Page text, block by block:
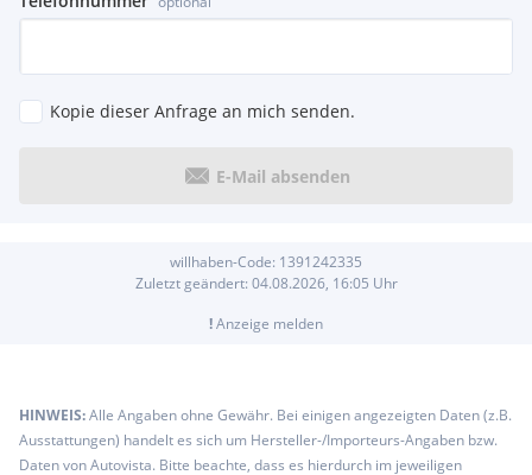
Kopie dieser Anfrage an mich senden.
E-Mail absenden
willhaben-Code: 1391242335
Zuletzt geändert: 04.08.2026, 16:05 Uhr
!Anzeige melden
HINWEIS:Alle Angaben ohne Gewähr. Bei einigen angezeigten Daten (z.B.
Ausstattungen) handelt es sich um Hersteller-/Importeurs-Angaben bzw.
Daten von Autovista. Bitte beachte, dass es hierdurch im jeweiligen